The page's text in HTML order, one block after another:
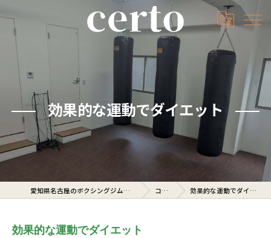
効果的な運動でダイエット
愛知県名古屋のボクシングジムならcerto コラム 効果的な運動でダイエット
効果的な運動でダイエット